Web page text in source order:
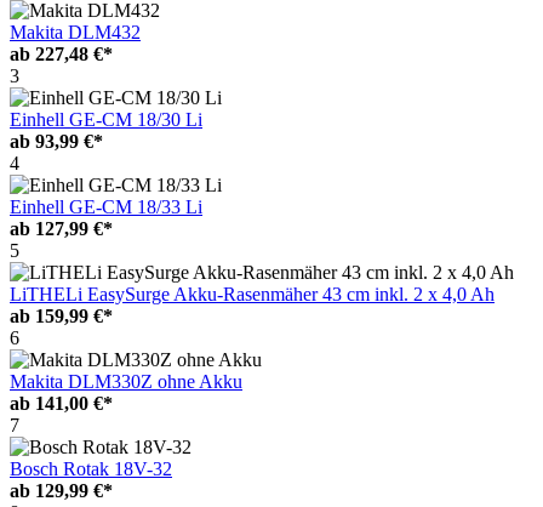
Makita DLM432
ab 227,48 €*
3
Einhell GE-CM 18/30 Li
ab 93,99 €*
4
Einhell GE-CM 18/33 Li
ab 127,99 €*
5
LiTHELi EasySurge Akku-Rasenmäher 43 cm inkl. 2 x 4,0 Ah
ab 159,99 €*
6
Makita DLM330Z ohne Akku
ab 141,00 €*
7
Bosch Rotak 18V-32
ab 129,99 €*